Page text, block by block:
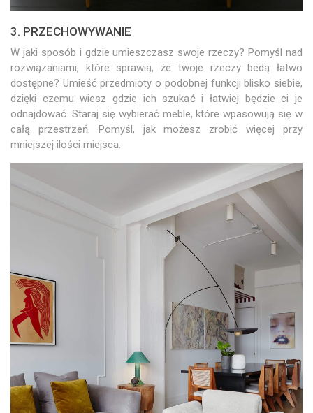
3. PRZECHOWYWANIE
W jaki sposób i gdzie umieszczasz swoje rzeczy? Pomyśl nad
rozwiązaniami, które sprawią, że twoje rzeczy bedą łatwo
dostępne? Umieść przedmioty o podobnej funkcji blisko siebie,
dzięki czemu wiesz gdzie ich szukać i łatwiej będzie ci je
odnajdować. Staraj się wybierać meble, które wpasowują się w
całą przestrzeń. Pomyśl, jak możesz zrobić więcej przy
mniejszej ilości miejsca.